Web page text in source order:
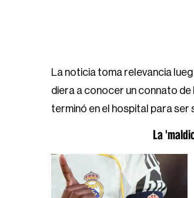
La noticia toma relevancia
diera a conocer un connato
terminó en el hospital para ser
La